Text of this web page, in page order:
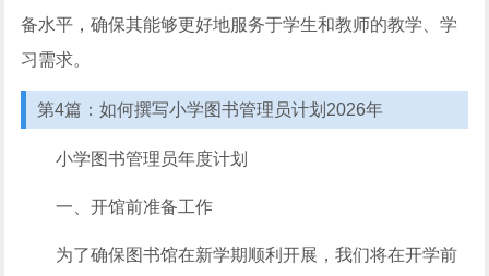
备水平，确保其能够更好地服务于学生和教师的教学、学
习需求。
第4篇：如何撰写小学图书管理员计划2026年
小学图书管理员年度计划
一、开馆前准备工作
为了确保图书馆在新学期顺利开展，我们将在开学前